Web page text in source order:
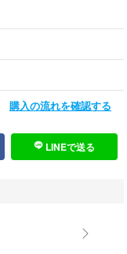
購入の流れを確認する
LINEで送る